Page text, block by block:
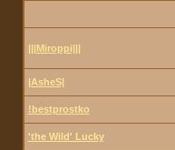
|||Miroppi|||
|AsheS|
!bestprostko
'the Wild' Lucky